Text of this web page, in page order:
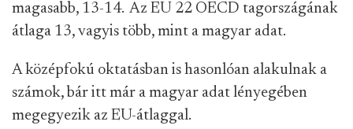
magasabb, 13-14. Az EU 22 OECD tagországának
átlaga 13, vagyis több, mint a magyar adat.
A középfokú oktatásban is hasonlóan alakulnak a
számok, bár itt már a magyar adat lényegében
megegyezik az EU-átlaggal.